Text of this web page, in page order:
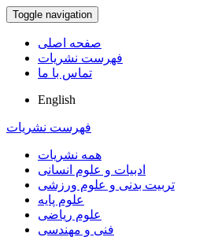
Toggle navigation
صفحه اصلی
فهرست نشریات
تماس با ما
English
فهرست نشریات
همه نشریات
ادبیات و علوم انسانی
تربیت بدنی و علوم ورزشی
علوم پایه
علوم ریاضی
فنی و مهندسی